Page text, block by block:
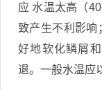
应 水温太高（
致产生不利影响
好地软化鳞屑
退。一般水温应